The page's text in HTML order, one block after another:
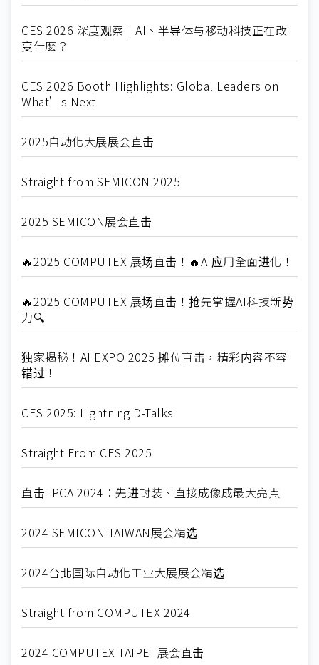
CES 2026 深度观察｜AI、半导体与移动科技正在改
变什麽？
CES 2026 Booth Highlights: Global Leaders on
What’s Next
2025自动化大展展会直击
Straight from SEMICON 2025
2025 SEMICON展会直击
🔥2025 COMPUTEX 展场直击！🔥AI应用全面进化！
🔥2025 COMPUTEX 展场直击！抢先掌握AI科技新势
力🔍
独家揭秘！AI EXPO 2025 摊位直击，精彩内容不容
错过！
CES 2025: Lightning D-Talks
Straight From CES 2025
直击TPCA 2024：先进封装、直接成像成最大亮点
2024 SEMICON TAIWAN展会精选
2024台北国际自动化工业大展展会精选
Straight from COMPUTEX 2024
2024 COMPUTEX TAIPEI 展会直击